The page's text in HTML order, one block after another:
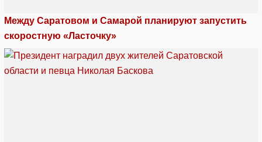
Между Саратовом и Самарой планируют запустить
скоростную «Ласточку»